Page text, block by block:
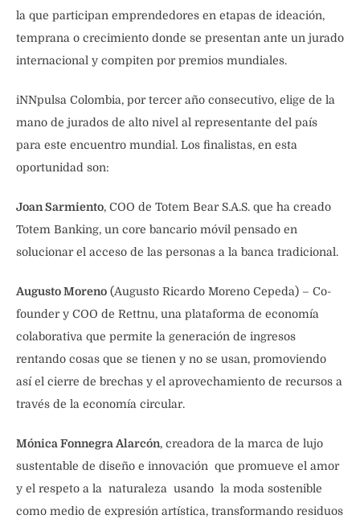
la que participan emprendedores en etapas de ideación,
temprana o crecimiento donde se presentan ante un jurado
internacional y compiten por premios mundiales.
iNNpulsa Colombia, por tercer año consecutivo, elige de la
mano de jurados de alto nivel al representante del país
para este encuentro mundial. Los finalistas, en esta
oportunidad son:
Joan Sarmiento, COO de Totem Bear S.A.S. que ha creado
Totem Banking, un core bancario móvil pensado en
solucionar el acceso de las personas a la banca tradicional.
Augusto Moreno (Augusto Ricardo Moreno Cepeda) – Co-
founder y COO de Rettnu, una plataforma de economía
colaborativa que permite la generación de ingresos
rentando cosas que se tienen y no se usan, promoviendo
así el cierre de brechas y el aprovechamiento de recursos a
través de la economía circular.
Mónica Fonnegra Alarcón, creadora de la marca de lujo
sustentable de diseño e innovación que promueve el amor
y el respeto a la naturaleza usando la moda sostenible
como medio de expresión artística, transformando residuos